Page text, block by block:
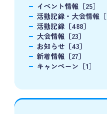
イベント情報［25］
活動記録・大会情報［
活動記録［488］
大会情報［23］
お知らせ［43］
新着情報［27］
キャンペーン［1］